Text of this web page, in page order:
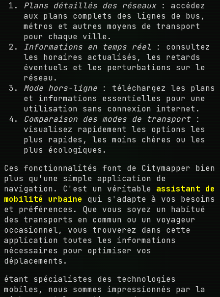
Plans détaillés des réseaux: accédez
aux plans complets des lignes de bus,
métros et autres moyens de transport
pour chaque ville.
Informations en temps réel : consultez
les horaires actualisés, les retards
éventuels et les perturbations sur le
réseau.
Mode hors-ligne : téléchargez les plans
et informations essentielles pour une
utilisation sans connexion internet.
Comparaison des modes de transport:
visualisez rapidement les options les
plus rapides, les moins chères ou les
plus écologiques.
Ces fonctionnalités font de Citymapper bien
plus qu'une simple application de
navigation. C'est un véritable assistant de
mobilité urbaine qui s'adapte à vos besoins
et préférences. Que vous soyez un habitué
des transports en commun ou un voyageur
occasionnel, vous trouverez dans cette
application toutes les informations
nécessaires pour optimiser vos
déplacements.
étant spécialistes des technologies
mobiles, nous sommes impressionnés par la